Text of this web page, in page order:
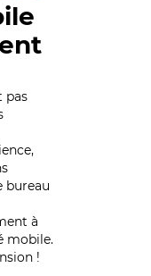
pas
bureau
à
mobile.
!